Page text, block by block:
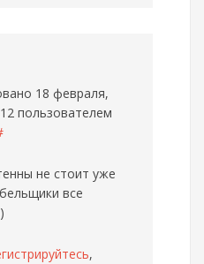
18 февраля,
пользователем
не стоит уже
все
,